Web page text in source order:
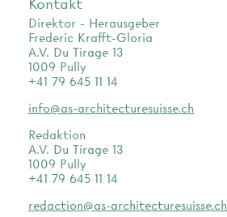
Direktor - Herausgeber
Frederic Krafft-Gloria
A.V. Du Tirage 13
1009 Pully
+41 79 645 11 14
info@as-architecturesuisse.ch
Redaktion
A.V. Du Tirage 13
1009 Pully
+41 79 645 11 14
redaction@as-architecturesuisse.ch